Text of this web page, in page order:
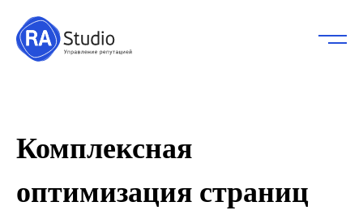
Комплексная
оптимизация страниц